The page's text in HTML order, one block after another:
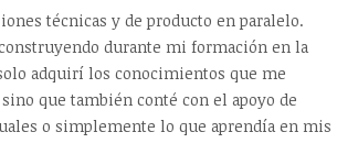
técnicas y de producto en paralelo.
durante mi formación en la
adquirí los conocimientos que me
que también conté con el apoyo de
o simplemente lo que aprendía en mis